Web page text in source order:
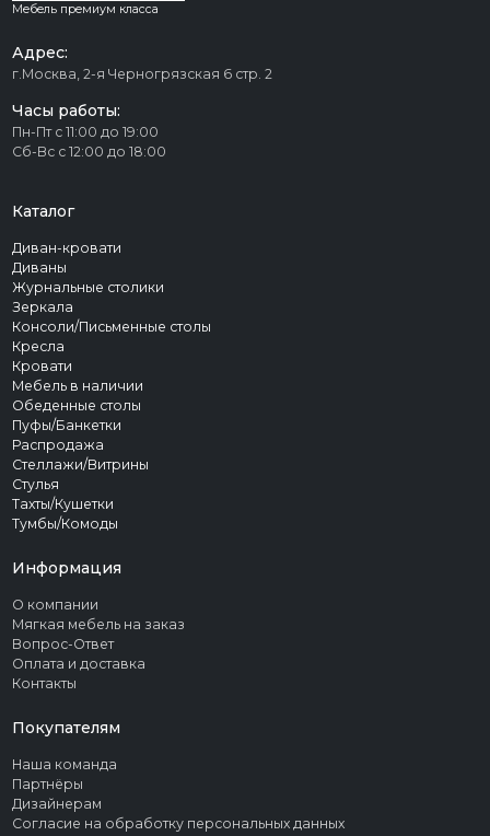
Мебель премиум класса
Адрес:
г.Москва, 2-я Черногрязская 6 стр. 2
Часы работы:
Пн-Пт с 11:00 до 19:00
Сб-Вс с 12:00 до 18:00
Каталог
Диван-кровати
Диваны
Журнальные столики
Зеркала
Консоли/Письменные столы
Кресла
Кровати
Мебель в наличии
Обеденные столы
Пуфы/Банкетки
Распродажа
Стеллажи/Витрины
Стулья
Тахты/Кушетки
Тумбы/Комоды
Информация
О компании
Мягкая мебель на заказ
Вопрос-Ответ
Оплата и доставка
Контакты
Покупателям
Наша команда
Партнёры
Дизайнерам
Согласие на обработку персональных данных